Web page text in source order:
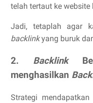
telah tertaut ke website
Jadi, tetaplah agar
backlinkyang buruk
2. Backlink
menghasilkan
Strategi mendapatkan